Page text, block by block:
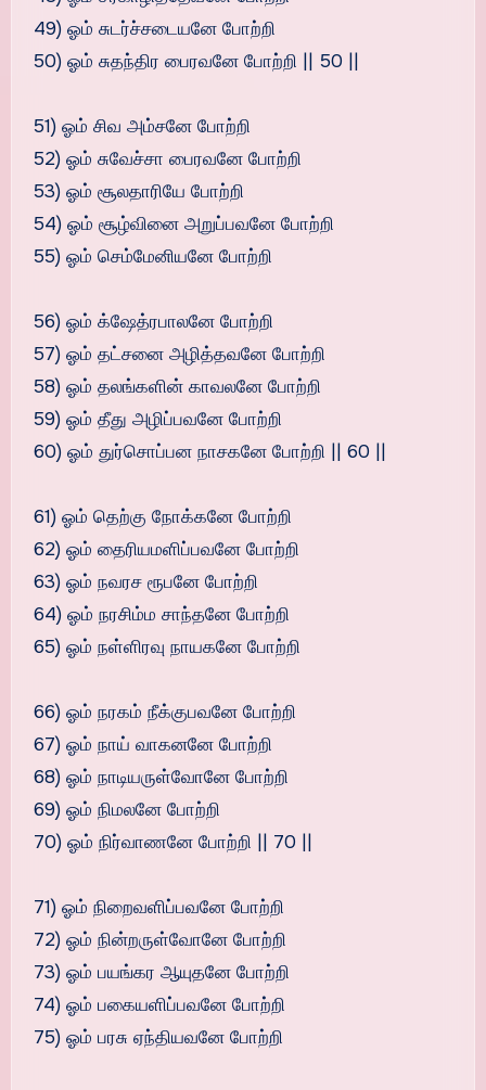
49) ஓம் சுடர்ச்சடையனே போற்றி
50) ஓம் சுதந்திர பைரவனே போற்றி || 50 ||
51) ஓம் சிவ அம்சனே போற்றி
52) ஓம் சுவேச்சா பைரவனே போற்றி
53) ஓம் சூலதாரியே போற்றி
54) ஓம் சூழ்வினை அறுப்பவனே போற்றி
55) ஓம் செம்மேனியனே போற்றி
56) ஓம் க்ஷேத்ரபாலனே போற்றி
57) ஓம் தட்சனை அழித்தவனே போற்றி
58) ஓம் தலங்களின் காவலனே போற்றி
59) ஓம் தீது அழிப்பவனே போற்றி
60) ஓம் துர்சொப்பன நாசகனே போற்றி || 60 ||
61) ஓம் தெற்கு நோக்கனே போற்றி
62) ஓம் தைரியமளிப்பவனே போற்றி
63) ஓம் நவரச ரூபனே போற்றி
64) ஓம் நரசிம்ம சாந்தனே போற்றி
65) ஓம் நள்ளிரவு நாயகனே போற்றி
66) ஓம் நரகம் நீக்குபவனே போற்றி
67) ஓம் நாய் வாகனனே போற்றி
68) ஓம் நாடியருள்வோனே போற்றி
69) ஓம் நிமலனே போற்றி
70) ஓம் நிர்வாணனே போற்றி || 70 ||
71) ஓம் நிறைவளிப்பவனே போற்றி
72) ஓம் நின்றருள்வோனே போற்றி
73) ஓம் பயங்கர ஆயுதனே போற்றி
74) ஓம் பகையளிப்பவனே போற்றி
75) ஓம் பரசு ஏந்தியவனே போற்றி